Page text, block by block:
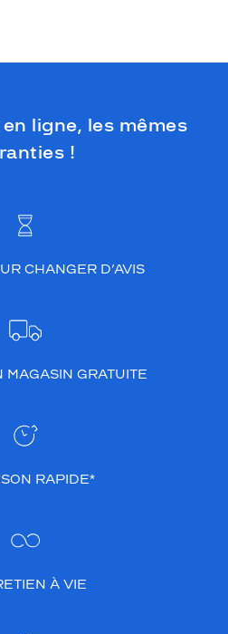
ligne, les mêmes
!
CHANGER D’AVIS
MAGASIN GRATUITE
RAPIDE*
À VIE